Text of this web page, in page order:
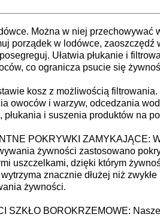
Można w niej przechowywać
porządek w lodówce, zaoszczędź
Ułatwia płukanie i
co ogranicza psucie się
kosz z możliwością
owoców i warzyw, odcedzania
płukania i suszenia produktów na
POKRYWKI ZAMYKAJĄCE:
żywności zastosowano
uszczelkami, dzięki którym
znacznie dłużej niż
żywności.
SZKŁO BOROKRZEMOWE: